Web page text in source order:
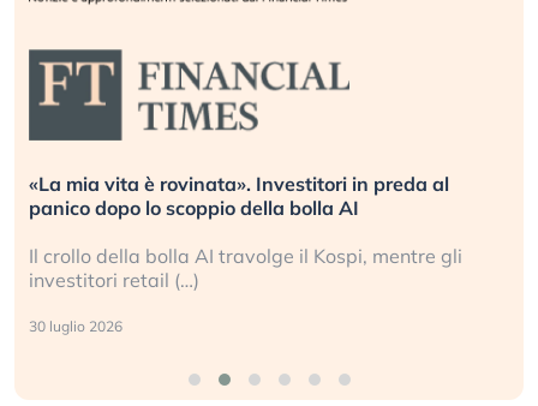
vita è rovinata». Investitori in preda al
lo scoppio della bolla AI
bolla AI travolge il Kospi, mentre gli
retail (…)
Quando
La